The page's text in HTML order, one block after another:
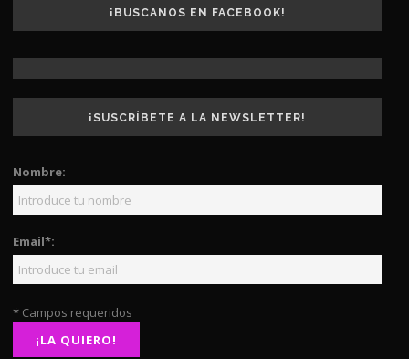
¡BUSCANOS EN FACEBOOK!
¡SUSCRÍBETE A LA NEWSLETTER!
Nombre:
Email*:
* Campos requeridos